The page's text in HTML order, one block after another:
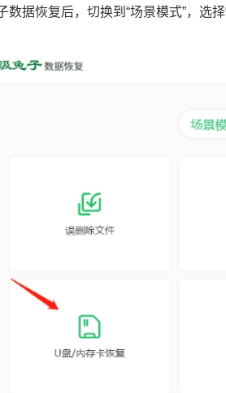
数据恢复后，切换到“场景模式”，选